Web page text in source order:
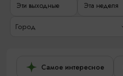
Эти выходные Эта неделя
Город
Самое интересное